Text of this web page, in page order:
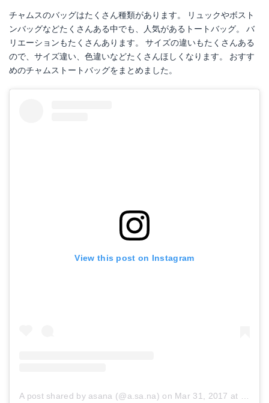
チャムスのバッグはたくさん種類があります。 リュックやボスト
ンバッグなどたくさんある中でも、人気があるトートバッグ。 バ
リエーションもたくさんあります。 サイズの違いもたくさんある
ので、サイズ違い、色違いなどたくさんほしくなります。 おすす
めのチャムストートバッグをまとめました。
View this post on Instagram
A post shared by asana (@a.sa.na) on Mar 31, 2017 at 8:15pm PDT